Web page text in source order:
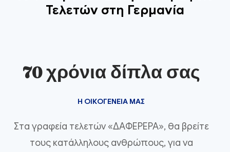
Τελετών στη Γερμανία
70 χρόνια δίπλα σας
Η ΟΙΚΟΓΈΝΕΙΆ ΜΑΣ
Στα γραφεία τελετών «ΔΑΦΕΡΕΡΑ», θα βρείτε
τους κατάλληλους ανθρώπους, για να